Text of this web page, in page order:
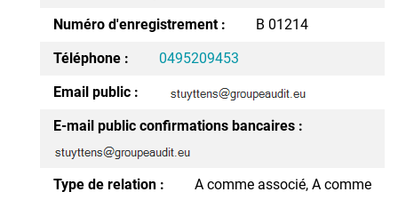
Numéro d'enregistrement :
B 01214
Téléphone :
0495209453
Email public :
E-mail public confirmations bancaires :
Type de relation :
A comme associé, A comme